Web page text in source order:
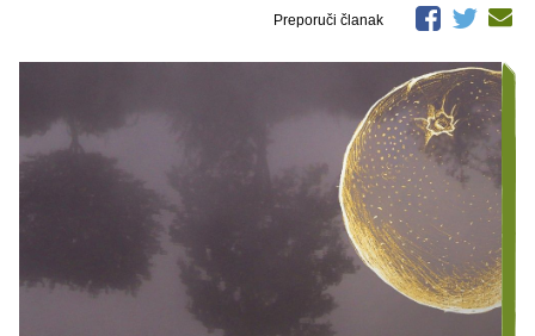
Preporuči članak